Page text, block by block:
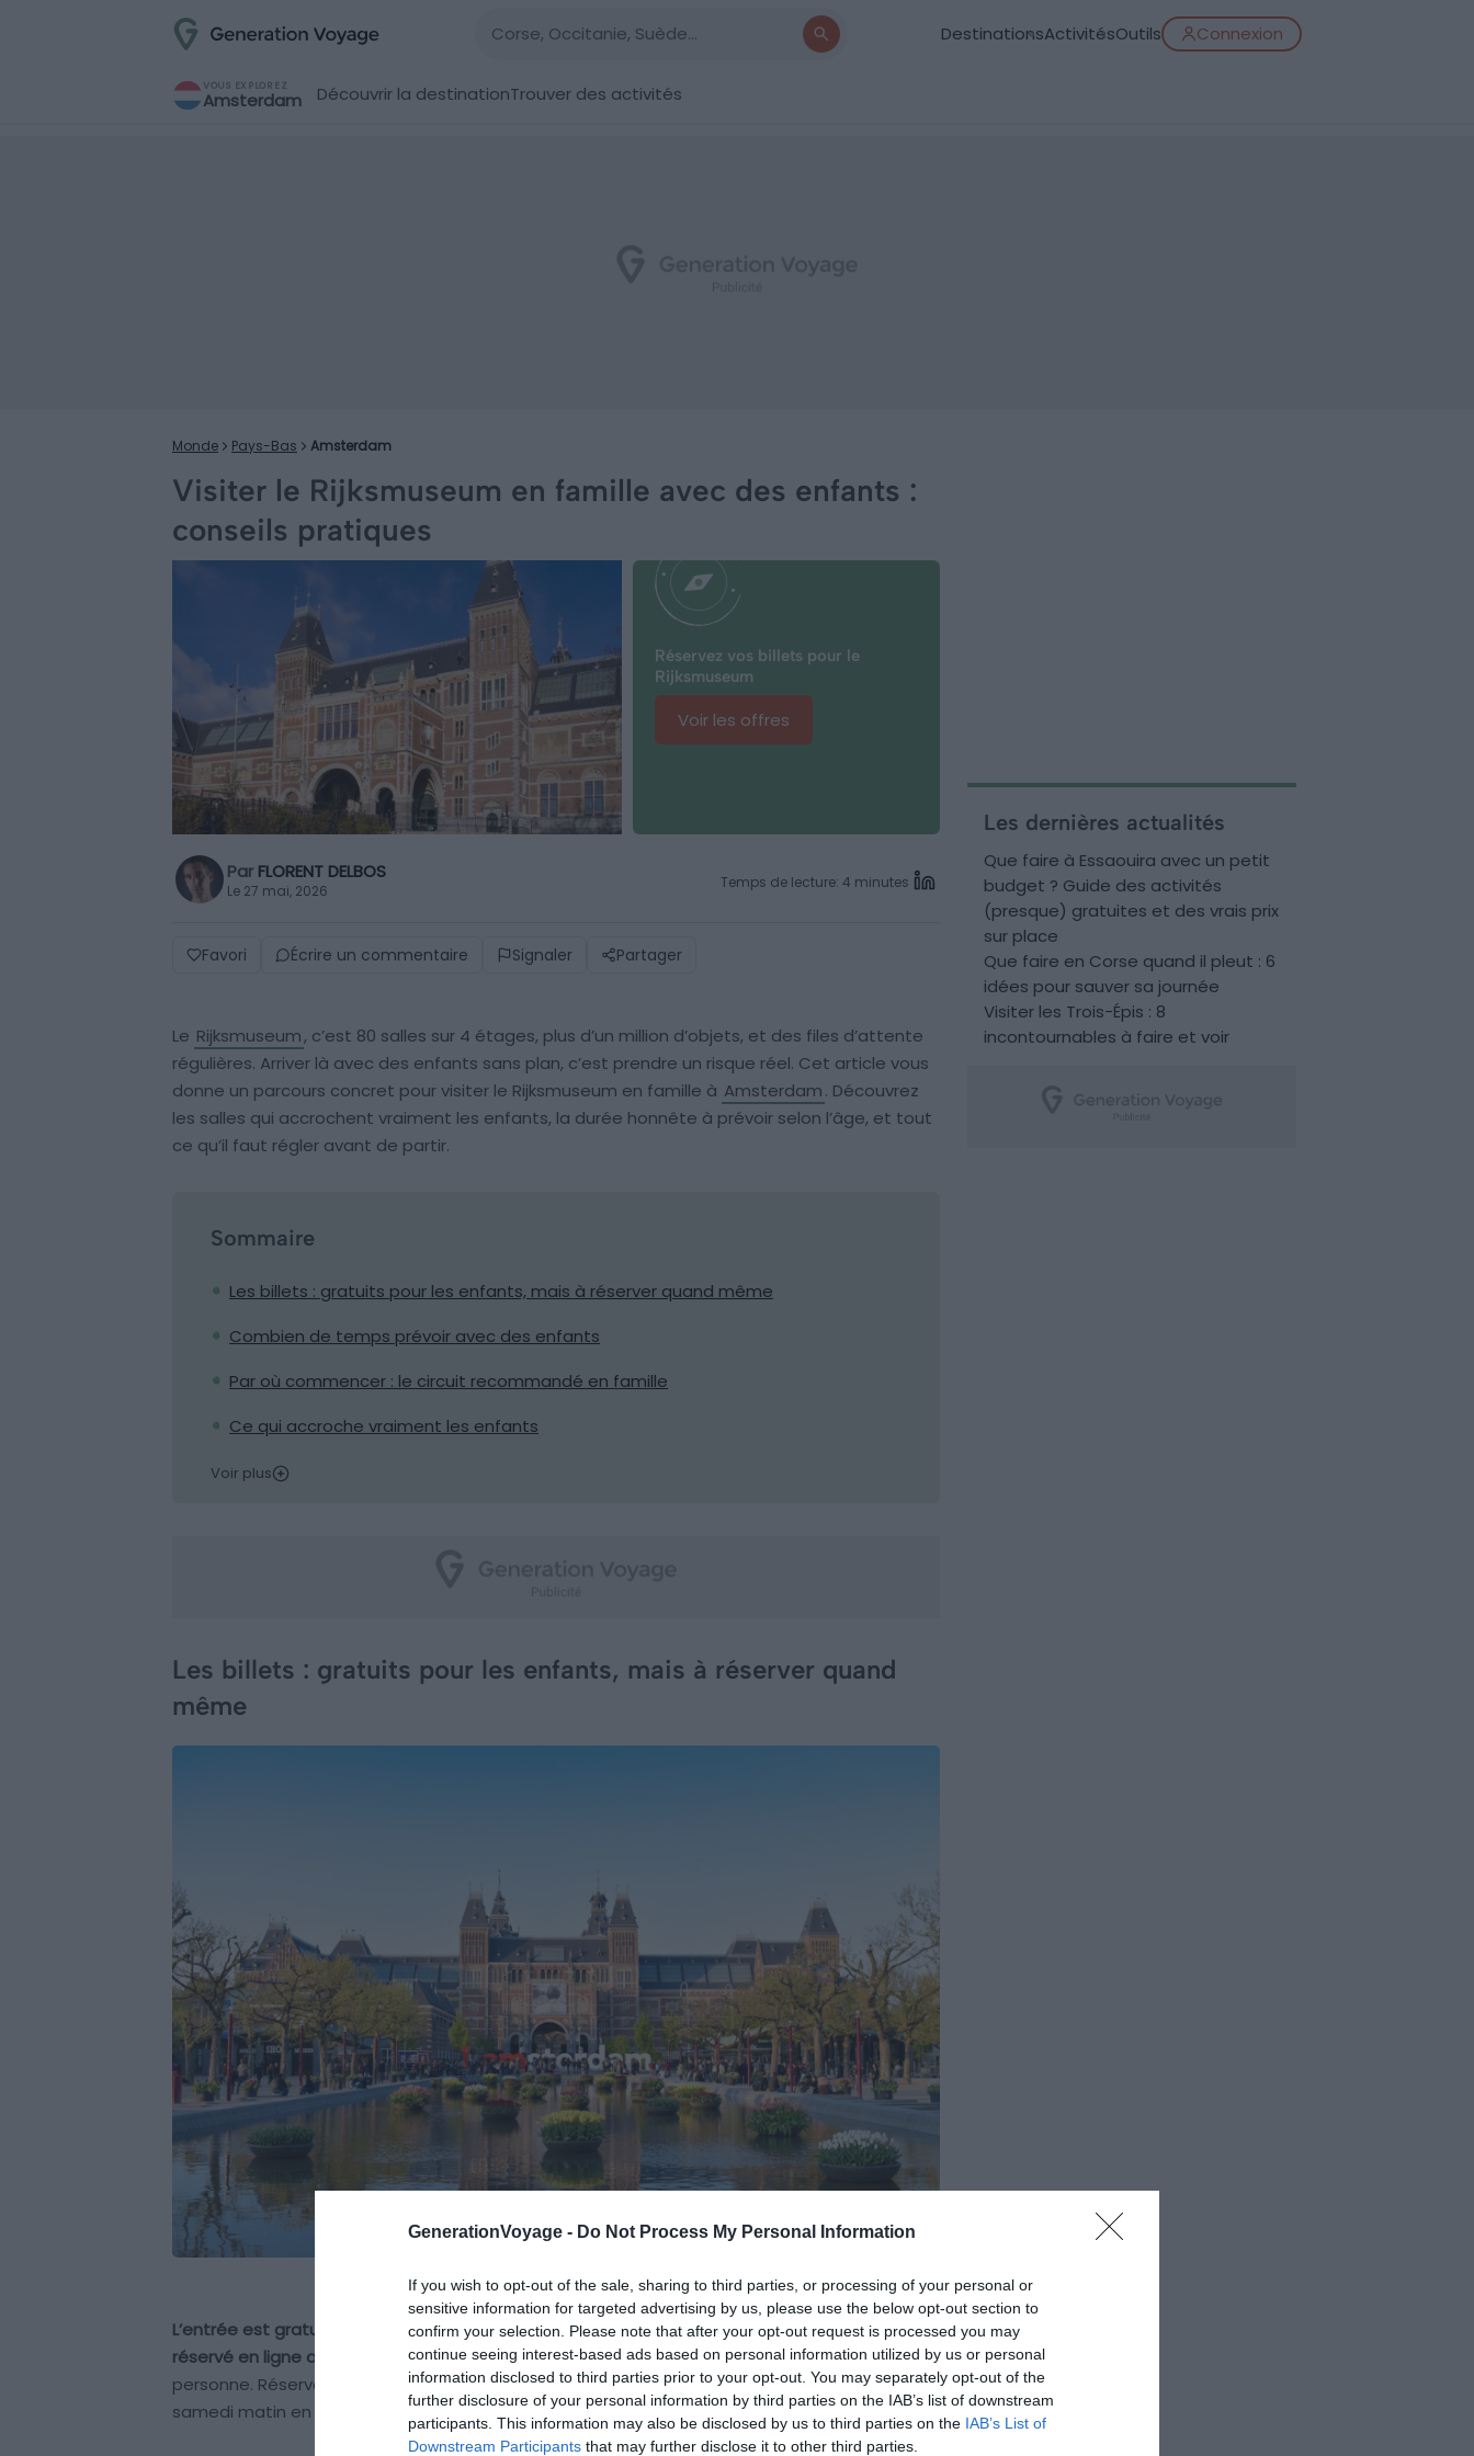
GenerationVoyage - Do Not Process My Personal Information
If you wish to opt-out of the sale, sharing to third parties, or processing of your personal or
sensitive information for targeted advertising by us, please use the below opt-out section to
confirm your selection. Please note that after your opt-out request is processed you may
continue seeing interest-based ads based on personal information utilized by us or personal
information disclosed to third parties prior to your opt-out. You may separately opt-out of the
further disclosure of your personal information by third parties on the IAB’s list of downstream
participants. This information may also be disclosed by us to third parties on the IAB’s List of
Downstream Participants that may further disclose it to other third parties.
DestinationsActivitésOutils Connexion
VOUS EXPLOREZ
Amsterdam Découvrir la destinationTrouver des activités
Monde Pays-Bas Amsterdam
Visiter le Rijksmuseum en famille avec des enfants :
conseils pratiques
Réservez vos billets pour le
Rijksmuseum
Voir les offres
Par FLORENT DELBOS
Le 27 mai, 2026 Temps de lecture: 4 minutes
Favori Écrire un commentaire Signaler Partager
Le Rijksmuseum, c’est 80 salles sur 4 étages, plus d’un million d’objets, et des files d’attente
régulières. Arriver là avec des enfants sans plan, c’est prendre un risque réel. Cet article vous
donne un parcours concret pour visiter le Rijksmuseum en famille à Amsterdam. Découvrez
les salles qui accrochent vraiment les enfants, la durée honnête à prévoir selon l’âge, et tout
ce qu’il faut régler avant de partir.
Sommaire
Les billets : gratuits pour les enfants, mais à réserver quand même
Combien de temps prévoir avec des enfants
Par où commencer : le circuit recommandé en famille
Ce qui accroche vraiment les enfants
Voir plus
Les billets : gratuits pour les enfants, mais à réserver quand
même
Shutterstock — Suratwadee Rattanajarupak
L’entrée est gratuite pour les moins de 18 ans. Mais un billet à 0 € doit quand même être
réservé en ligne avec un créneau horaire.Pour les adultes, comptez environ 25 € par
personne. Réservez via le
site officiel, GetYourGuideouTiqets: se pointer au guichet le
samedi matin en haute saison, c’est perdre facilement 45 min.
Les dernières actualités
Que faire à Essaouira avec un petit
budget ? Guide des activités
(presque) gratuites et des vrais prix
sur place
Que faire en Corse quand il pleut : 6
idées pour sauver sa journée
Visiter les Trois-Épis : 8
incontournables à faire et voir